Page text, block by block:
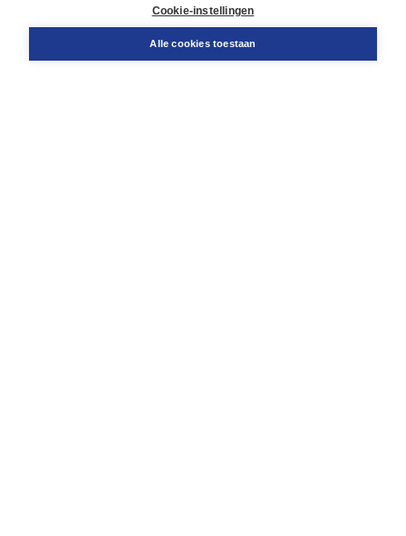
Cookie-instellingen
Alle cookies toestaan